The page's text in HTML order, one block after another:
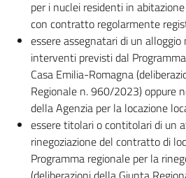
per i nuclei residenti in
con contratto regolarmente
essere assegnatari di un alloggio
interventi previsti dal
Casa Emilia-Romagna
Regionale n. 960/2023) oppure
della Agenzia per la locazione
essere titolari o contitolari di un
rinegoziazione del contratto di
Programma regionale per la